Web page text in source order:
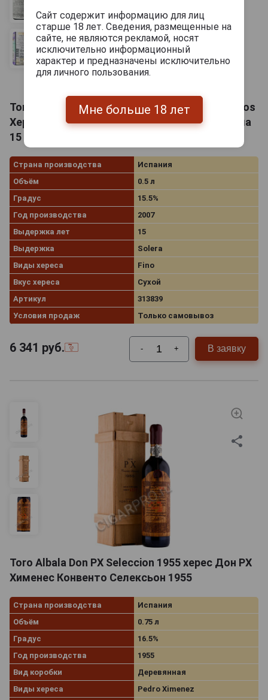
Toro Albala Poley Fino Fino Pasado Rama 15 Anos
Херес Торо Альбала Полей Фино Пасадо Рама
15 лет 0.5л
Страна производства
Испания
Объём
0.5 л
Градус
15.5%
Год производства
2007
Выдержка лет
15
Выдержка
Solera
Виды хереса
Fino
Вкус хереса
Сухой
Артикул
313839
Условия продаж
Только самовывоз
6 341 руб. - + В заявку
Toro Albala Don PX Seleccion 1955 херес Дон PX
Хименес Конвенто Селексьон 1955
Страна производства
Испания
Объём
0.75 л
Градус
16.5%
Год производства
1955
Вид коробки
Деревянная
Виды хереса
Pedro Ximenez
Сайт содержит информацию для лиц
старше 18 лет. Сведения, размещенные на
сайте, не являются рекламой, носят
исключительно информационный
характер и предназначены исключительно
для личного пользования.
Мне больше 18 лет